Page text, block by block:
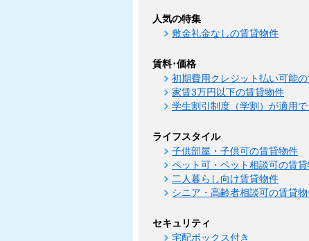
人気の特集
敷金礼金なしの賃貸物件
賃料･価格
初期費用クレジット払い可能
家賃3万円以下の賃貸物件
学生割引制度（学割）が適用
ライフスタイル
子供部屋・子供可の賃貸物件
ペット可・ペット相談可の賃
二人暮らし向け賃貸物件
シニア・高齢者相談可の賃貸
セキュリティ
宅配ボックス付き